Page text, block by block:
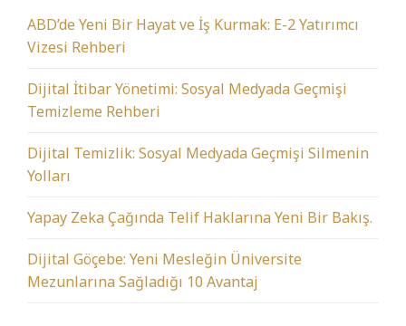
ABD’de Yeni Bir Hayat ve İş Kurmak: E-2 Yatırımcı
Vizesi Rehberi
Dijital İtibar Yönetimi: Sosyal Medyada Geçmişi
Temizleme Rehberi
Dijital Temizlik: Sosyal Medyada Geçmişi Silmenin
Yolları
Yapay Zeka Çağında Telif Haklarına Yeni Bir Bakış.
Dijital Göçebe: Yeni Mesleğin Üniversite
Mezunlarına Sağladığı 10 Avantaj